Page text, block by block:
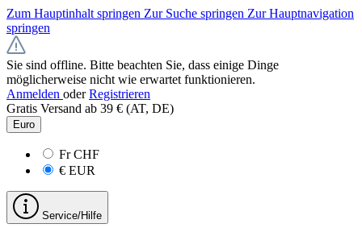
Zum Hauptinhalt springen Zur Suche springen Zur Hauptnavigation
springen
Sie sind offline. Bitte beachten Sie, dass einige Dinge
möglicherweise nicht wie erwartet funktionieren.
Anmelden oder Registrieren
Gratis Versand ab 39 € (AT, DE)
Euro
FrCHF
€ EUR
Service/Hilfe